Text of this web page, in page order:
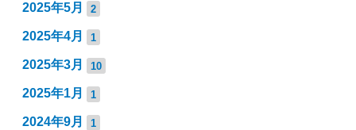
2025年5月 2
2025年4月 1
2025年3月 10
2025年1月 1
2024年9月 1